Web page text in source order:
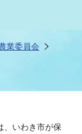
業委員会
、いわき市が保